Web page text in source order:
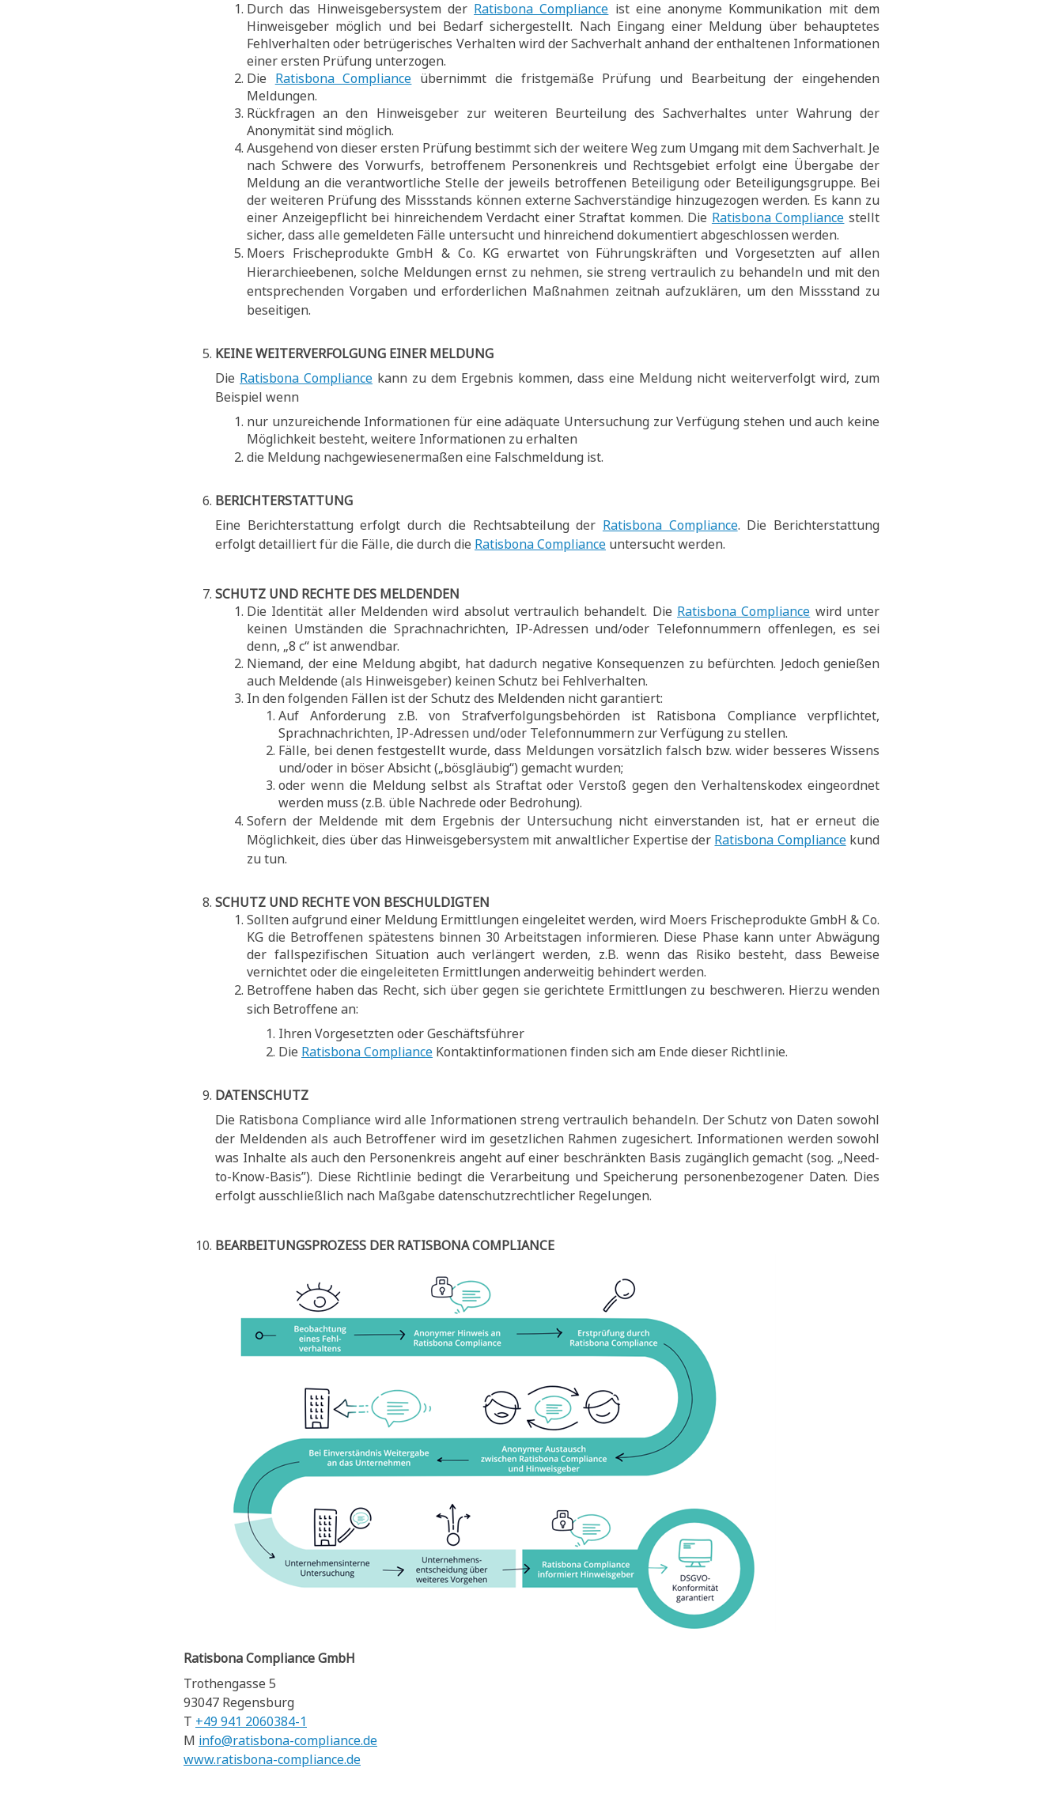
Durch das Hinweisgebersystem der Ratisbona Compliance ist eine anonyme Kommunikation mit dem
Hinweisgeber möglich und bei Bedarf sichergestellt. Nach Eingang einer Meldung über behauptetes
Fehlverhalten oder betrügerisches Verhalten wird der Sachverhalt anhand der enthaltenen Informationen
einer ersten Prüfung unterzogen.
Die Ratisbona Compliance übernimmt die fristgemäße Prüfung und Bearbeitung der eingehenden
Meldungen.
Rückfragen an den Hinweisgeber zur weiteren Beurteilung des Sachverhaltes unter Wahrung der
Anonymität sind möglich.
Ausgehend von dieser ersten Prüfung bestimmt sich der weitere Weg zum Umgang mit dem Sachverhalt. Je
nach Schwere des Vorwurfs, betroffenem Personenkreis und Rechtsgebiet erfolgt eine Übergabe der
Meldung an die verantwortliche Stelle der jeweils betroffenen Beteiligung oder Beteiligungsgruppe. Bei
der weiteren Prüfung des Missstands können externe Sachverständige hinzugezogen werden. Es kann zu
einer Anzeigepflicht bei hinreichendem Verdacht einer Straftat kommen. Die Ratisbona Compliance stellt
sicher, dass alle gemeldeten Fälle untersucht und hinreichend dokumentiert abgeschlossen werden.
Moers Frischeprodukte GmbH & Co. KG erwartet von Führungskräften und Vorgesetzten auf allen
Hierarchieebenen, solche Meldungen ernst zu nehmen, sie streng vertraulich zu behandeln und mit den
entsprechenden Vorgaben und erforderlichen Maßnahmen zeitnah aufzuklären, um den Missstand zu
beseitigen.
KEINE WEITERVERFOLGUNG EINER MELDUNG
Die Ratisbona Compliance kann zu dem Ergebnis kommen, dass eine Meldung nicht weiterverfolgt wird, zum
Beispiel wenn
nur unzureichende Informationen für eine adäquate Untersuchung zur Verfügung stehen und auch keine
Möglichkeit besteht, weitere Informationen zu erhalten
die Meldung nachgewiesenermaßen eine Falschmeldung ist.
BERICHTERSTATTUNG
Eine Berichterstattung erfolgt durch die Rechtsabteilung der Ratisbona Compliance. Die Berichterstattung
erfolgt detailliert für die Fälle, die durch die Ratisbona Compliance untersucht werden.
SCHUTZ UND RECHTE DES MELDENDEN
Die Identität aller Meldenden wird absolut vertraulich behandelt. Die Ratisbona Compliance wird unter
keinen Umständen die Sprachnachrichten, IP-Adressen und/oder Telefonnummern offenlegen, es sei
denn, „8 c“ ist anwendbar.
Niemand, der eine Meldung abgibt, hat dadurch negative Konsequenzen zu befürchten. Jedoch genießen
auch Meldende (als Hinweisgeber) keinen Schutz bei Fehlverhalten.
In den folgenden Fällen ist der Schutz des Meldenden nicht garantiert:
Auf Anforderung z.B. von Strafverfolgungsbehörden ist Ratisbona Compliance verpflichtet,
Sprachnachrichten, IP-Adressen und/oder Telefonnummern zur Verfügung zu stellen.
Fälle, bei denen festgestellt wurde, dass Meldungen vorsätzlich falsch bzw. wider besseres Wissens
und/oder in böser Absicht („bösgläubig“) gemacht wurden;
oder wenn die Meldung selbst als Straftat oder Verstoß gegen den Verhaltenskodex eingeordnet
werden muss (z.B. üble Nachrede oder Bedrohung).
Sofern der Meldende mit dem Ergebnis der Untersuchung nicht einverstanden ist, hat er erneut die
Möglichkeit, dies über das Hinweisgebersystem mit anwaltlicher Expertise der Ratisbona Compliancekund
zu tun.
SCHUTZ UND RECHTE VON BESCHULDIGTEN
Sollten aufgrund einer Meldung Ermittlungen eingeleitet werden, wird Moers Frischeprodukte GmbH & Co.
KG die Betroffenen spätestens binnen 30 Arbeitstagen informieren. Diese Phase kann unter Abwägung
der fallspezifischen Situation auch verlängert werden, z.B. wenn das Risiko besteht, dass Beweise
vernichtet oder die eingeleiteten Ermittlungen anderweitig behindert werden.
Betroffene haben das Recht, sich über gegen sie gerichtete Ermittlungen zu beschweren. Hierzu wenden
sich Betroffene an:
Ihren Vorgesetzten oder Geschäftsführer
Die Ratisbona Compliance Kontaktinformationen finden sich am Ende dieser Richtlinie.
DATENSCHUTZ
Die Ratisbona Compliance wird alle Informationen streng vertraulich behandeln. Der Schutz von Daten sowohl
der Meldenden als auch Betroffener wird im gesetzlichen Rahmen zugesichert. Informationen werden sowohl
was Inhalte als auch den Personenkreis angeht auf einer beschränkten Basis zugänglich gemacht (sog. „Need-
to-Know-Basis”). Diese Richtlinie bedingt die Verarbeitung und Speicherung personenbezogener Daten. Dies
erfolgt ausschließlich nach Maßgabe datenschutzrechtlicher Regelungen.
BEARBEITUNGSPROZESS DER RATISBONA COMPLIANCE
Ratisbona Compliance GmbH
Trothengasse 5
93047 Regensburg
T +49 941 2060384-1
M info@ratisbona-compliance.de
www.ratisbona-compliance.de